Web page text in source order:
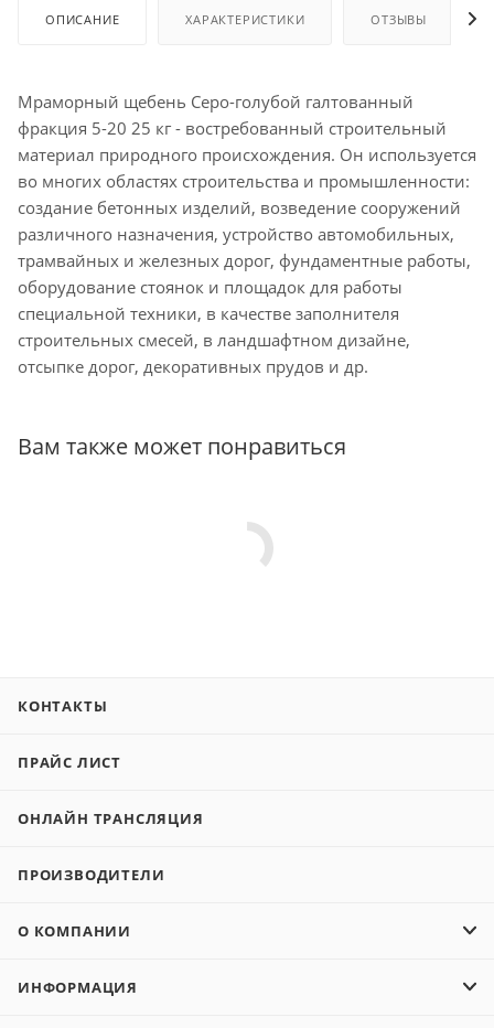
ОПИСАНИЕ ХАРАКТЕРИСТИКИ ОТЗЫВЫ
Мраморный щебень Серо-голубой галтованный
фракция 5-20 25 кг - востребованный строительный
материал природного происхождения. Он используется
во многих областях строительства и промышленности:
создание бетонных изделий, возведение сооружений
различного назначения, устройство автомобильных,
трамвайных и железных дорог, фундаментные работы,
оборудование стоянок и площадок для работы
специальной техники, в качестве заполнителя
строительных смесей, в ландшафтном дизайне,
отсыпке дорог, декоративных прудов и др.
Вам также может понравиться
КОНТАКТЫ
ПРАЙС ЛИСТ
ОНЛАЙН ТРАНСЛЯЦИЯ
ПРОИЗВОДИТЕЛИ
О КОМПАНИИ
ИНФОРМАЦИЯ